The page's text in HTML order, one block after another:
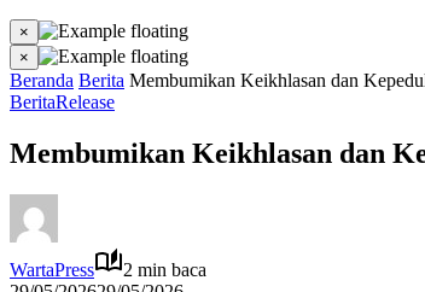
×
×
Beranda Berita Membumikan Keikhlasan dan
BeritaRelease
Membumikan Keikhlasan dan
WartaPress
2 min baca